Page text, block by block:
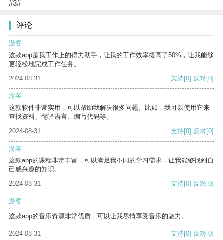
#3#
评论
游客
这款app是我工作上的得力助手，让我的工作效率提高了50%，让我能够
更轻松地完成工作任务。
2024-08-31
支持[0] 反对[0]
游客
这款软件非常实用，可以帮助我解决很多问题。比如，我可以使用它来
查找资料、翻译语言、编写代码等。
2024-08-31
支持[0] 反对[0]
游客
这款app的课程非常丰富，可以满足我不同的学习需求，让我能够找到自
己感兴趣的知识。
2024-08-31
支持[0] 反对[0]
游客
这款app的音乐资源非常优质，可以让我尽情享受音乐的魅力。
2024-08-31 支持[0] 反对[0]